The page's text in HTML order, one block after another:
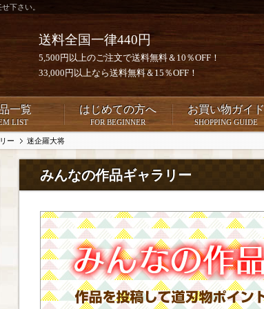
下さい。
送料全国一律440円
5,500円以上のご注文で送料無料＆10％OFF！
33,000円以上なら送料無料＆15％OFF！
一覧
LIST
はじめての方へ
FOR BEGINNER
お買い物ガイド
SHOPPING GUIDE
ー 迷企羅大将
みんなの作品ギャラリー